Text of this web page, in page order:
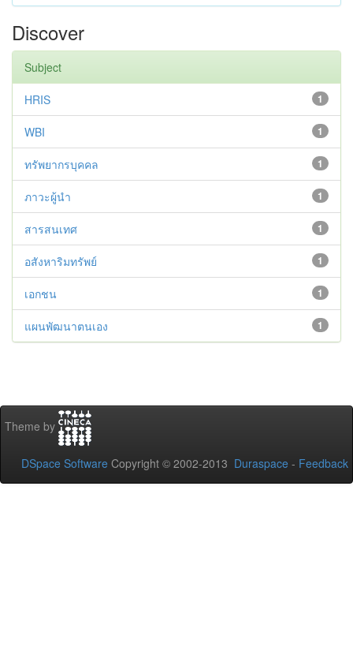
Discover
Subject
1
HRIS
1
WBI
1
ทรัพยากรบุคคล
1
ภาวะผู้นำ
1
สารสนเทศ
1
อสังหาริมทรัพย์
1
เอกชน
1
แผนพัฒนาตนเอง
Theme by
DSpace Software Copyright © 2002-2013 Duraspace - Feedback